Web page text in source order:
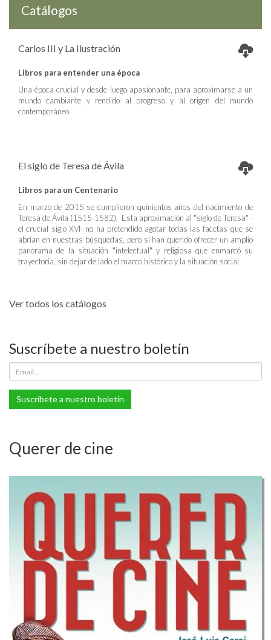
Catálogos
Carlos III y La Ilustración
Libros para entender una época
Una época crucial y desde luego apasionante, para aproximarse a un
mundo cambiante y rendido al progreso y al origen del mundo
contemporáneo.
El siglo de Teresa de Ávila
Libros para un Centenario
En marzo de 2015 se cumplieron quinientos años del nacimiento de
Teresa de Ávila (1515-1582). Esta aproximación al "siglo de Teresa" -
el crucial siglo XVI- no ha pretendido agotar todas las facetas que se
abrían en nuestras búsquedas, pero sí han querido ofrecer un amplio
panorama de la situación "intelectual" y religiosa que enmarcó su
trayectoria, sin dejar de lado el marco histórico y la situación social
Ver todos los catálogos
Suscríbete a nuestro boletín
Suscríbete a nuestro boletín
Querer de cine